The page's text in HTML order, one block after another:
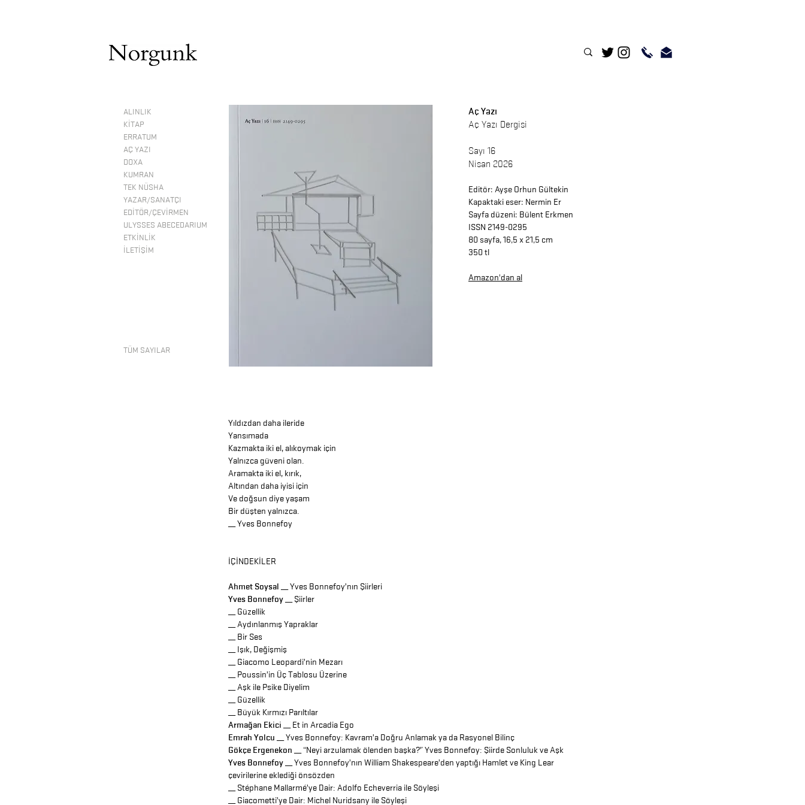
TÜM SAYILAR
Aç Yazı
Aç Yazı Dergisi
Sayı 16
Nisan 2026
Editör: Ayşe Orhun Gültekin
Kapaktaki eser: Nermin Er
Sayfa düzeni: Bülent Erkmen
ISSN 2149-0295
80 sayfa, 16,5 x 21,5 cm
350 tl
Amazon'dan al
Yıldızdan daha ileride
Yansımada
Kazmakta iki el, alıkoymak için
Yalnızca güveni olan.
Aramakta iki el, kırık,
Altından daha iyisi için
Ve doğsun diye yaşam
Bir düşten yalnızca.
Yves Bonnefoy
İÇİNDEKİLER
Ahmet Soysal __ Yves Bonnefoy’nın Şiirleri
Yves Bonnefoy __ Şiirler
__ Güzellik
__ Aydınlanmış Yapraklar
__ Bir Ses
__ Işık, Değişmiş
__ Giacomo Leopardi’nin Mezarı
__ Poussin’in Üç Tablosu Üzerine
__ Aşk ile Psike Diyelim
__ Güzellik
__ Büyük Kırmızı Parıltılar
Armağan Ekici __ Et in Arcadia Ego
Emrah Yolcu __ Yves Bonnefoy: Kavram’a Doğru Anlamak ya da Rasyonel Bilinç
Gökçe Ergenekon __ “Neyi arzulamak ölenden başka?” Yves Bonnefoy: Şiirde Sonluluk ve Aşk
Yves Bonnefoy __ Yves Bonnefoy’nın William Shakespeare’den yaptığı Hamlet ve King Lear
çevirilerine eklediği önsözden
__ Stéphane Mallarmé’ye Dair: Adolfo Echeverria ile Söyleşi
__ Giacometti’ye Dair: Michel Nuridsany ile Söyleşi
ALINLIK
KİTAP
ERRATUM
AÇ YAZI
DOXA
KUMRAN
TEK NÜSHA
YAZAR/SANATÇI
EDİTÖR/ÇEVİRMEN
ULYSSES ABECEDARIUM
ETKİNLİK
İLETİŞİM